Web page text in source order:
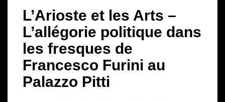
L’Arioste et les Arts –
L’allégorie politique dans
les fresques de
Francesco Furini au
Palazzo Pitti